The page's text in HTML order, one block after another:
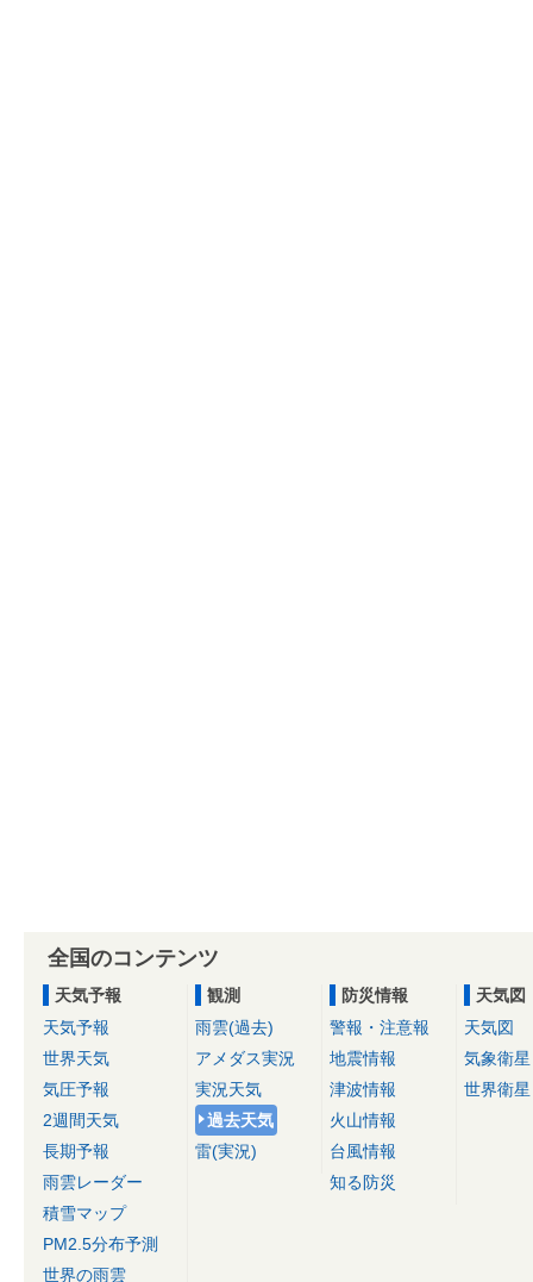
全国のコンテンツ
天気予報
天気予報
世界天気
気圧予報
2週間天気
長期予報
雨雲レーダー
積雪マップ
PM2.5分布予測
世界の雨雲
観測
雨雲(過去)
アメダス実況
実況天気
過去天気
雷(実況)
防災情報
警報・注意報
地震情報
津波情報
火山情報
台風情報
知る防災
天気図
天気図
気象衛星
世界衛星